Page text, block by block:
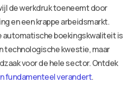
de werkdruk toeneemt door
en een krappe arbeidsmarkt.
automatische boekingskwaliteit is
technologische kwestie, maar
voor de hele sector. Ontdek
fundamenteel verandert.